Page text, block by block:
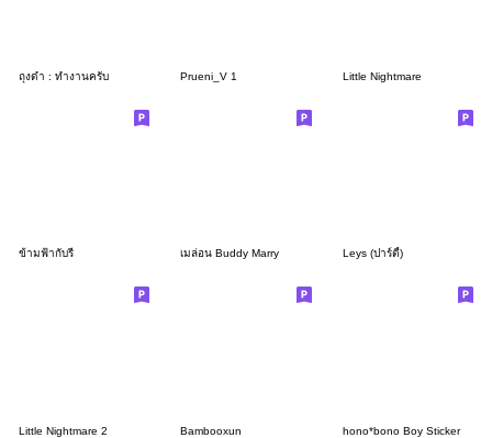
ถุงดำ : ทำงานครับ Prueni_V 1 Little Nightmare
ข้ามฟ้ากับรี่ เมล่อน Buddy Marry Leys (ปาร์ตี้)
Little Nightmare 2 Bambooxun hono*bono Boy Sticker